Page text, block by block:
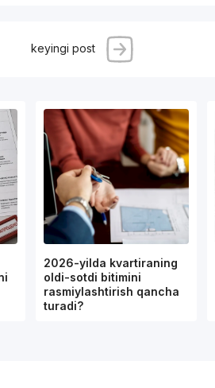
keyingi post
2026-yilda kvartiraning
oldi-sotdi bitimini
rasmiylashtirish qancha
turadi?